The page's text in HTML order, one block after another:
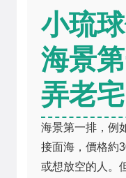
小琉
海景
弄老宅
海景第一排，例
接面海，價格約
或想放空的人。